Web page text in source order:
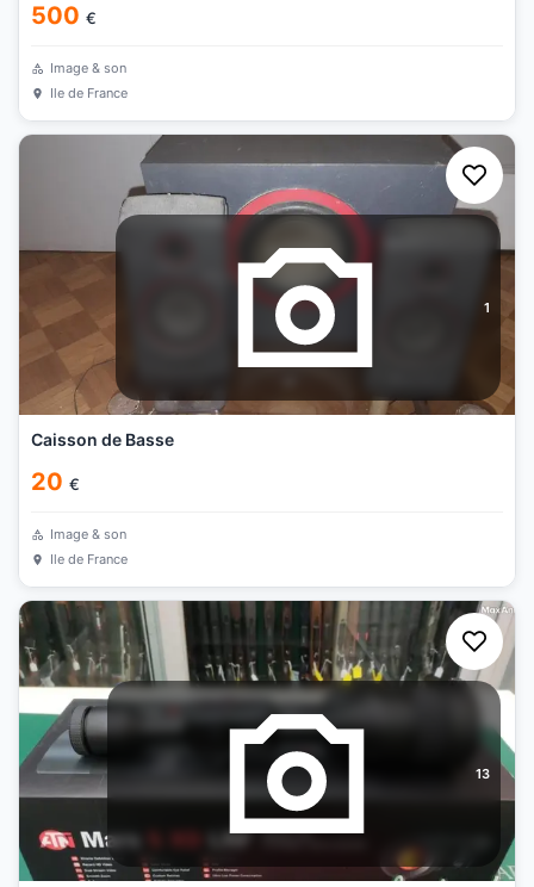
500 €
Image & son
Ile de France
1
Caisson de Basse
20 €
Image & son
Ile de France
13